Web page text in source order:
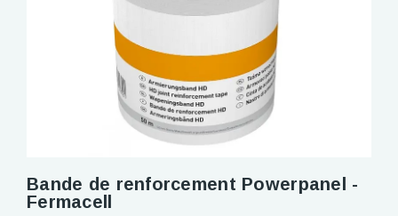
Bande de renforcement Powerpanel -
Fermacell